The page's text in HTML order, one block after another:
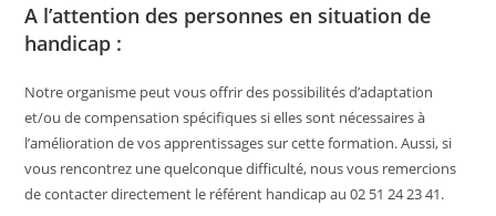
A l’attention des personnes en situation de
handicap :
Notre organisme peut vous offrir des possibilités d’adaptation
et/ou de compensation spécifiques si elles sont nécessaires à
l’amélioration de vos apprentissages sur cette formation. Aussi, si
vous rencontrez une quelconque difficulté, nous vous remercions
de contacter directement le référent handicap au 02 51 24 23 41.